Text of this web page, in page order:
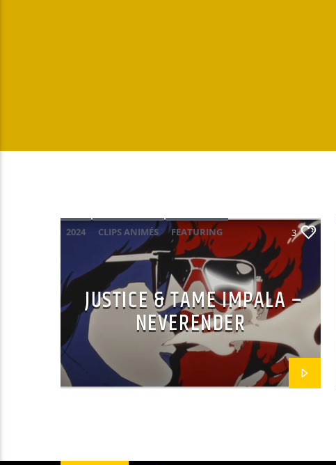
2024 CLIPS ANIMÉS
FEATURING
POP TAME IMPALA
3
JUSTICE & TAME IMPALA –
NEVERENDER